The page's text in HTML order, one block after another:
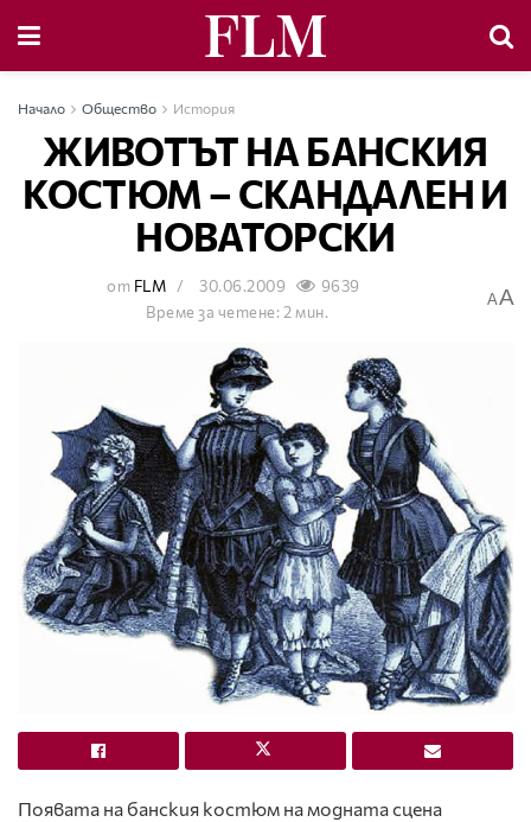
Начало Общество История
ЖИВОТЪТ НА БАНСКИЯ
КОСТЮМ – СКАНДАЛЕН И
НОВАТОРСКИ
от FLM 30.06.2009
9639
Време за четене: 2 мин.
AA
Появата на банския костюм на модната сцена